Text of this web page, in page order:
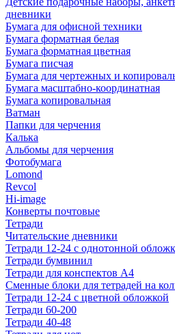
дневники
Бумага для офисной техники
Бумага форматная белая
Бумага форматная цветная
Бумага писчая
Бумага для чертежных и
Бумага масштабно-координатная
Бумага копировальная
Ватман
Папки для черчения
Калька
Альбомы для черчения
Фотобумага
Lomond
Revcol
Hi-image
Конверты почтовые
Тетради
Читательские дневники
Тетради 12-24 с однотонной
Тетради бумвинил
Тетради для конспектов А4
Сменные блоки для тетрадей на
Тетради 12-24 с цветной обложкой
Тетради 60-200
Тетради 40-48